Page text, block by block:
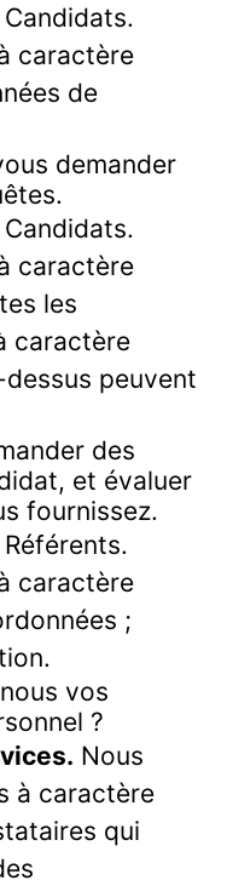
caractère
de
demander
caractère
les
caractère
peuvent
des
et évaluer
fournissez.
caractère
;
vos
?
Nous
à caractère
qui